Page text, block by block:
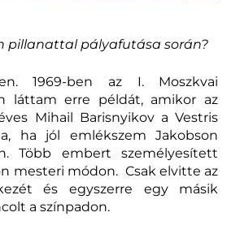
pillanattal pályafutása során?
1969-ben az I. Moszkvai
láttam erre példát, amikor az
Mihail Barisnyikov a Vestris
ha jól emlékszem Jakobson
Több embert személyesített
mesteri módon. Csak elvitte az
és egyszerre egy másik
a színpadon.